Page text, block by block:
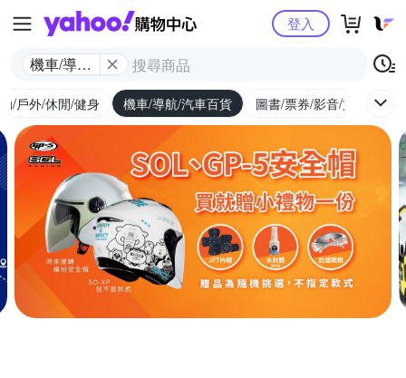
Yahoo購物中心
機車/導航/
登入
/戶外/休閒/健身 機車/導航/汽車百貨 圖書/票券/影音/文具